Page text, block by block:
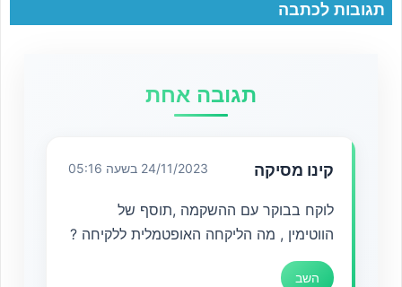
תגובות לכתבה
תגובה אחת
קינו מסיקה 24/11/2023 בשעה 05:16
לוקח בבוקר עם ההשקמה ,תוסף של
הווטימין , מה הליקחה האופטמלית ללקיחה ?
השב